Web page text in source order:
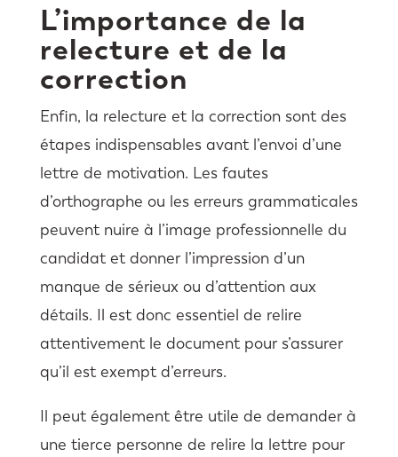
L’importance de la
relecture et de la
correction
Enfin, la relecture et la correction sont des
étapes indispensables avant l’envoi d’une
lettre de motivation. Les fautes
d’orthographe ou les erreurs grammaticales
peuvent nuire à l’image professionnelle du
candidat et donner l’impression d’un
manque de sérieux ou d’attention aux
détails. Il est donc essentiel de relire
attentivement le document pour s’assurer
qu’il est exempt d’erreurs.
Il peut également être utile de demander à
une tierce personne de relire la lettre pour